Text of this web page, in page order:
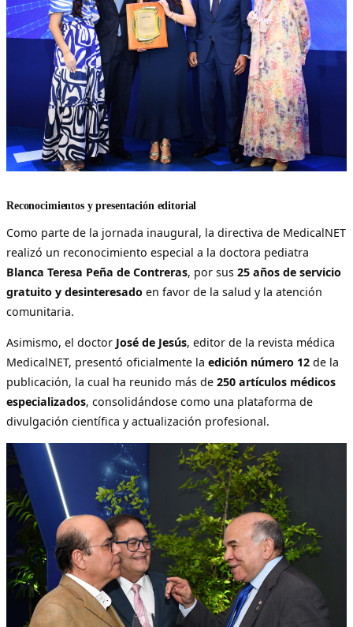
Reconocimientos y presentación editorial
Como parte de la jornada inaugural, la directiva de MedicalNET
realizó un reconocimiento especial a la doctora pediatra
Blanca Teresa Peña de Contreras, por sus 25 años de servicio
gratuito y desinteresado en favor de la salud y la atención
comunitaria.
Asimismo, el doctor José de Jesús, editor de la revista médica
MedicalNET, presentó oficialmente la edición número 12 de la
publicación, la cual ha reunido más de 250 artículos médicos
especializados, consolidándose como una plataforma de
divulgación científica y actualización profesional.